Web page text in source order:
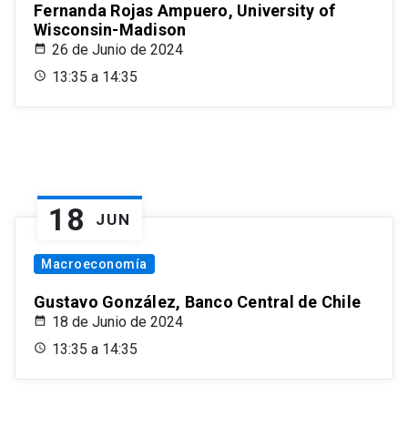
Fernanda Rojas Ampuero, University of
Wisconsin-Madison
26 de Junio de 2024
13:35 a 14:35
18 JUN
Macroeconomía
Gustavo González, Banco Central de Chile
18 de Junio de 2024
13:35 a 14:35